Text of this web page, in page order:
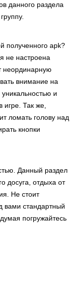
данного раздела
полученного apk?
не настроена
неординарную
внимание на
и
игре. Так же,
ломать голову над
кнопки
Данный раздел
досуга, отдыха от
Не стоит
вами стандартный
погружайтесь